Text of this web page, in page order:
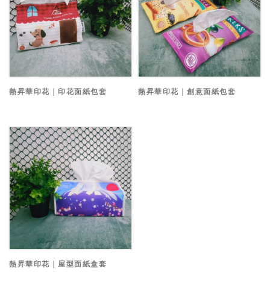
熱昇華印花｜印花面紙包套 熱昇華印花｜創意面紙包套
熱昇華印花｜屋型面紙盒套